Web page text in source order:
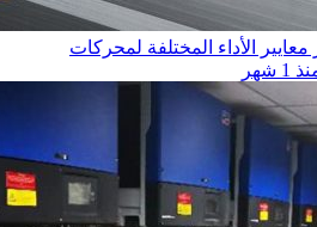
الأداء المختلفة لمحركات
1 شهر